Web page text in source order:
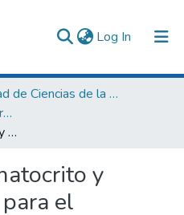
Log In (current)
Facultad de Ciencias de la Salud
Tecnología Médica - Laboratorio Clínico y Anatomía Patológica
Métodos de hematocrito y albúmina sérica para el diagnóstico de preeclampsia en gestantes del Hospital de apoyo San Ignacio de Casma, 2018-2020
y
el